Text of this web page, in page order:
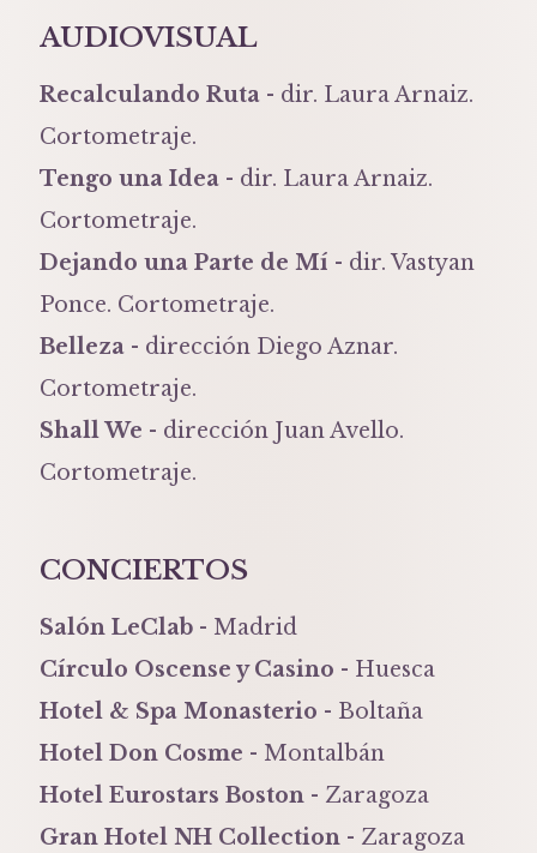
AUDIOVISUAL
Recalculando Ruta - dir. Laura Arnaiz.
Cortometraje.
Tengo una Idea - dir. Laura Arnaiz.
Cortometraje.
Dejando una Parte de Mí - dir. Vastyan
Ponce. Cortometraje.
Belleza - dirección Diego Aznar.
Cortometraje.
Shall We - dirección Juan Avello.
Cortometraje.
CONCIERTOS
Salón LeClab - Madrid
Círculo Oscense y Casino - Huesca
Hotel & Spa Monasterio - Boltaña
Hotel Don Cosme - Montalbán
Hotel Eurostars Boston - Zaragoza
Gran Hotel NH Collection - Zaragoza